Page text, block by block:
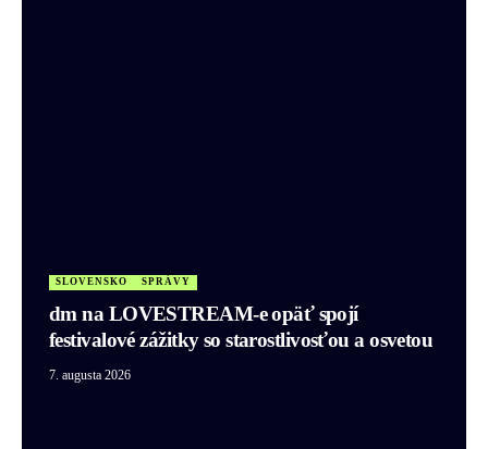
SLOVENSKO SPRÁVY
dm na LOVESTREAM-e opäť spojí
festivalové zážitky so starostlivosťou a osvetou
7. augusta 2026